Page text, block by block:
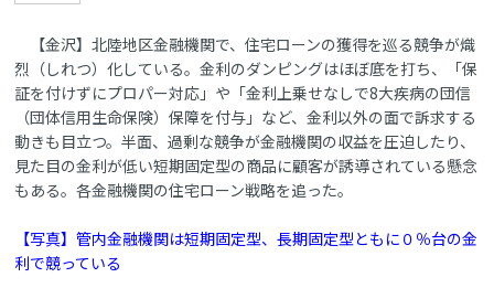
【金沢】北陸地区金融機関で、住宅ローンの獲得を巡る競争が熾
烈（しれつ）化している。金利のダンピングはほぼ底を打ち、「保
証を付けずにプロパー対応」や「金利上乗せなしで8大疾病の団信
（団体信用生命保険）保障を付与」など、金利以外の面で訴求する
動きも目立つ。半面、過剰な競争が金融機関の収益を圧迫したり、
見た目の金利が低い短期固定型の商品に顧客が誘導されている懸念
もある。各金融機関の住宅ローン戦略を追った。
【写真】管内金融機関は短期固定型、長期固定型ともに０％台の金
利で競っている